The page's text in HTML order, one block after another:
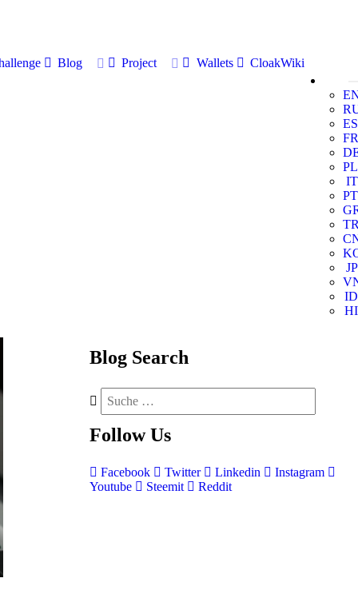
Blog Project Wallets
CloakWiki
ES
FR
PL
IT
PT
JP
ID
HI
Blog Search
Follow Us
Facebook Twitter Linkedin
Instagram
Youtube
Steemit Reddit